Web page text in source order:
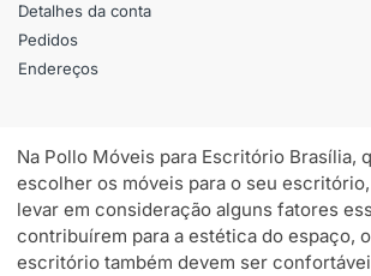
Detalhes da conta
Pedidos
Endereços
Na Pollo Móveis para Escritório Brasília,
escolher os móveis para o seu
levar em consideração alguns fatores
contribuírem para a estética do espaço,
escritório também devem ser